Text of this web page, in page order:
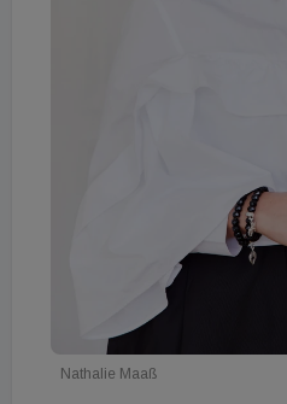
Nathalie Maaß